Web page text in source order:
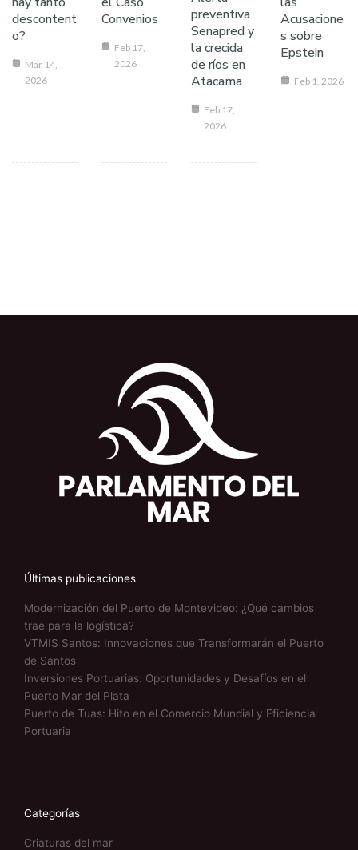
descontent
o?
Mar 14,
2026
Convenios
Feb 17,
2026
preventiva
Senapred y
la crecida
de ríos en
Atacama
Feb 17,
2026
Acusacione
s sobre
Epstein
Feb 1, 2026
Últimas publicaciones
Modernización del Puerto de Montevideo: ¿Qué cambios
trae para la logística?
VTMIS Santos: Innovaciones que Transformarán el Puerto
de Santos
Inversiones Portuarias: Oportunidades y Desafíos en el
Puerto Mar del Plata
Puerto de Tuas: Hito en el Comercio Mundial y Eficiencia
Portuaria
Categorías
Criaturas del mar